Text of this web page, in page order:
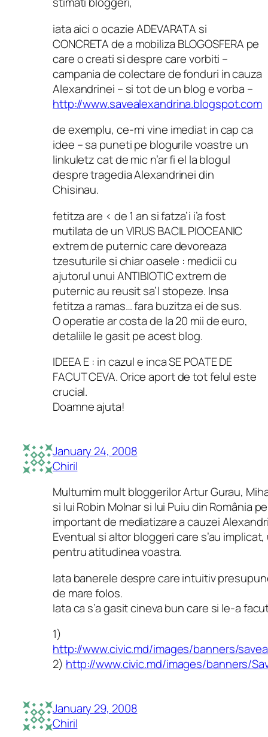
iata aici o ocazie ADEVARATA si
CONCRETA de a mobiliza BLOGOSFERA pe
care o creati si despre care vorbiti –
campania de colectare de fonduri in cauza
Alexandrinei – si tot de un blog e vorba –
http://www.savealexandrina.blogspot.com
de exemplu, ce-mi vine imediat in cap ca
idee – sa puneti pe blogurile voastre un
linkuletz cat de mic n’ar fi el la blogul
despre tragedia Alexandrinei din
Chisinau.
fetitza are < de 1 an si fatza’i i’a fost
mutilata de un VIRUS BACIL PIOCEANIC
extrem de puternic care devoreaza
tzesuturile si chiar oasele : medicii cu
ajutorul unui ANTIBIOTIC extrem de
puternic au reusit sa’l stopeze. Insa
fetitza a ramas… fara buzitza ei de sus.
O operatie ar costa de la 20 mii de euro,
detaliile le gasit pe acest blog.
IDEEA E : in cazul e inca SE POATE DE
FACUT CEVA. Orice aport de tot felul este
crucial.
Doamne ajuta!
January 24, 2008
Chiril
Multumim mult bloggerilor Artur Gurau,
si lui Robin Molnar si lui Puiu din România
important de mediatizare a cauzei
Eventual si altor bloggeri care s’au
pentru atitudinea voastra.
Iata banerele despre care intuitiv
de mare folos.
Iata ca s’a gasit cineva bun care si le-a
1)
http://www.civic.md/images/banners/
2) http://www.civic.md/images/banners/
January 29, 2008
Chiril